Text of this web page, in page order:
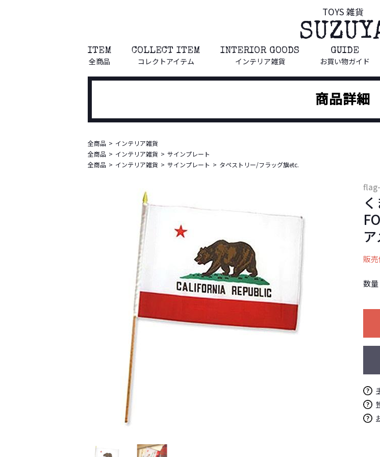
TOYS 雑貨
ITEM
全商品
COLLECT ITEM
コレクトアイテム
INTERIOR GOODS
インテリア雑貨
GUIDE
お買い物ガイド
商品詳細
全商品
インテリア雑貨
全商品
インテリア雑貨
サインプレート
全商品
インテリア雑貨 サインプレート タペストリー/フラッグ旗etc.
販売
数量